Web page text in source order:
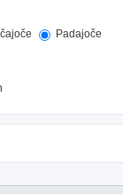
Padajoče